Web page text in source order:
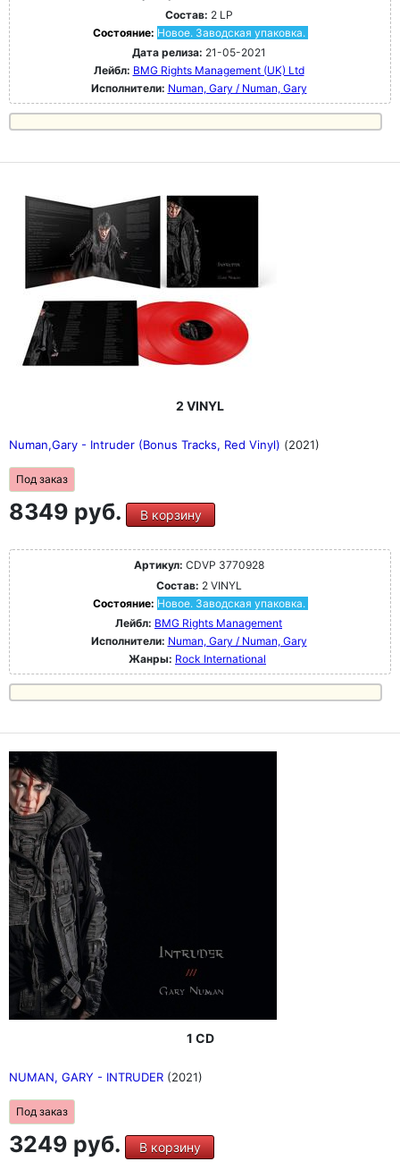
Состав: 2 LP
Состояние: Новое. Заводская упаковка.
Дата релиза: 21-05-2021
Лейбл: BMG Rights Management (UK) Ltd
Исполнители: Numan, Gary / Numan, Gary
2 VINYL
Numan,Gary - Intruder (Bonus Tracks, Red Vinyl) (2021)
Под заказ
8349 руб. В корзину
Артикул: CDVP 3770928
Состав: 2 VINYL
Состояние: Новое. Заводская упаковка.
Лейбл: BMG Rights Management
Исполнители: Numan, Gary / Numan, Gary
Жанры: Rock International
1 CD
NUMAN, GARY - INTRUDER (2021)
Под заказ
3249 руб. В корзину